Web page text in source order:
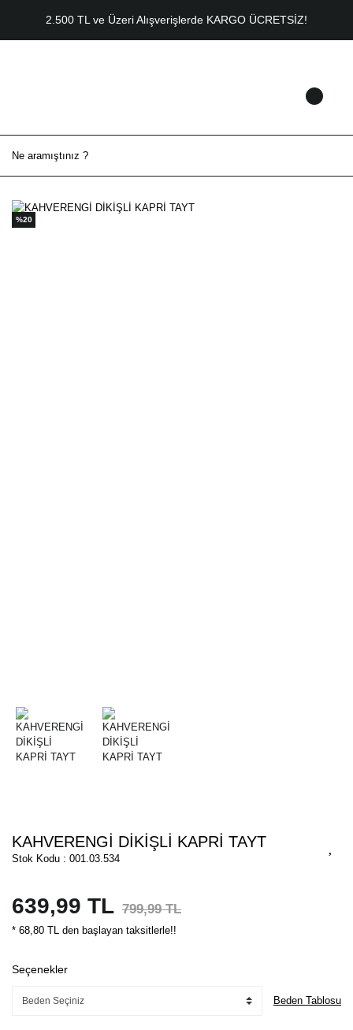
2.500 TL ve Üzeri Alışverişlerde KARGO ÜCRETSİZ!
%20
KAHVERENGİ DİKİŞLİ KAPRİ TAYT
Stok Kodu : 001.03.534
639,99 TL 799,99 TL
* 68,80 TL den başlayan taksitlerle!!
Seçenekler
Beden Tablosu